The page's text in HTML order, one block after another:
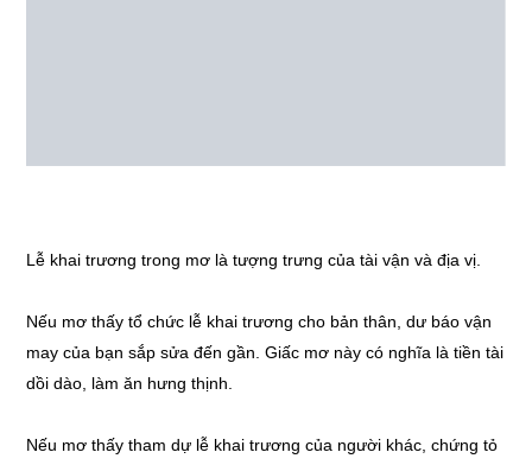
Lễ khai trương trong mơ là tượng trưng của tài vận và địa vị.
Nếu mơ thấy tổ chức lễ khai trương cho bản thân, dư báo vận
may của bạn sắp sửa đến gần. Giấc mơ này có nghĩa là tiền tài
dồi dào, làm ăn hưng thịnh.
Nếu mơ thấy tham dự lễ khai trương của người khác, chứng tỏ